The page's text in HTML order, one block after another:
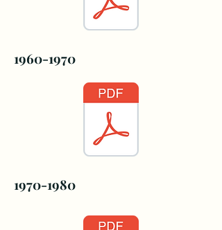
1960-1970
1970-1980